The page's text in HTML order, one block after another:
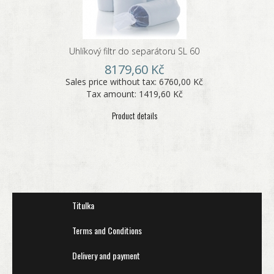
Uhlíkový filtr do separátoru SL 60
8179,60 Kč
Sales price without tax:6760,00 Kč
Tax amount: 1419,60 Kč
Product details
Titulka
Terms and Conditions
Delivery and payment